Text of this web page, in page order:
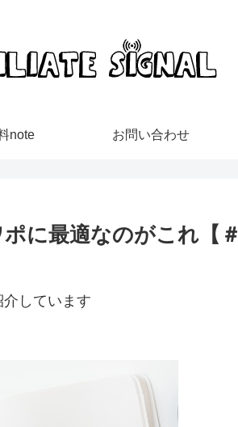
note お問い合わせ
に最適なのがこれ【＃
しています